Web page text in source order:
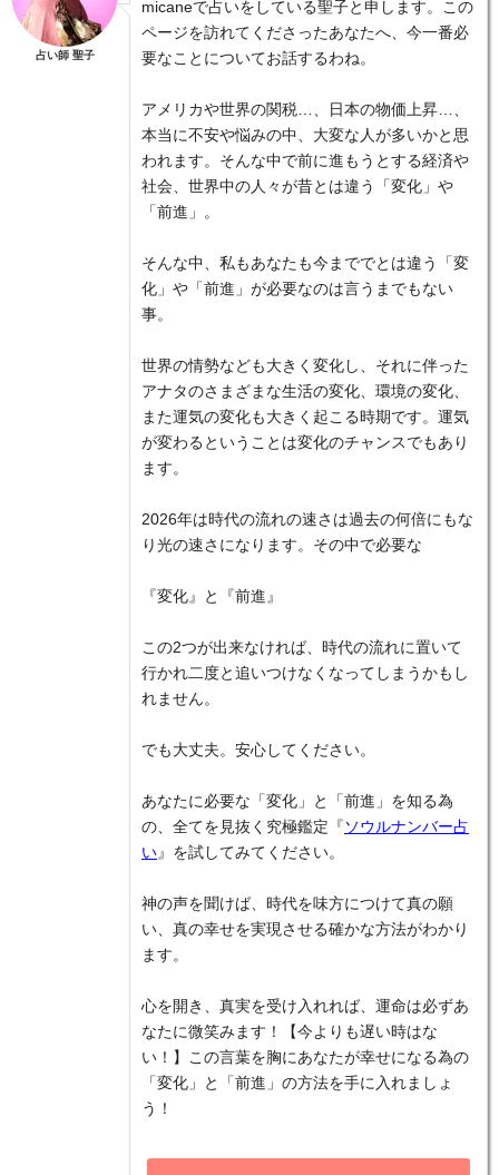
占い師 聖子
micaneで占いをしている聖子と申します。この
ページを訪れてくださったあなたへ、今一番必
要なことについてお話するわね。
アメリカや世界の関税…、日本の物価上昇…、
本当に不安や悩みの中、大変な人が多いかと思
われます。そんな中で前に進もうとする経済や
社会、世界中の人々が昔とは違う「変化」や
「前進」。
そんな中、私もあなたも今まででとは違う「変
化」や「前進」が必要なのは言うまでもない
事。
世界の情勢なども大きく変化し、それに伴った
アナタのさまざまな生活の変化、環境の変化、
また運気の変化も大きく起こる時期です。運気
が変わるということは変化のチャンスでもあり
ます。
2026年は時代の流れの速さは過去の何倍にもな
り光の速さになります。その中で必要な
『変化』と『前進』
この2つが出来なければ、時代の流れに置いて
行かれ二度と追いつけなくなってしまうかもし
れません。
でも大丈夫。安心してください。
あなたに必要な「変化」と「前進」を知る為
の、全てを見抜く究極鑑定『 ソウルナンバー占
い 』を試してみてください。
神の声を聞けば、時代を味方につけて真の願
い、真の幸せを実現させる確かな方法がわかり
ます。
心を開き、真実を受け入れれば、運命は必ずあ
なたに微笑みます！【今よりも遅い時はな
い！】この言葉を胸にあなたが幸せになる為の
「変化」と「前進」の方法を手に入れましょ
う！